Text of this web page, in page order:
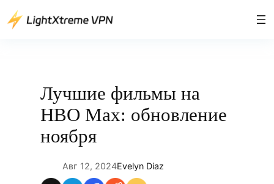
Перейти
Лучшие фильмы на
HBO Max: обновление
ноября
Авг 12, 2024Evelyn Diaz